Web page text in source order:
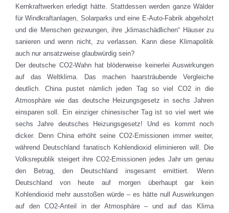
Kernkraftwerken erledigt hätte. Stattdessen werden ganze Wälder
für Windkraftanlagen, Solarparks und eine E-Auto-Fabrik abgeholzt
und die Menschen gezwungen, ihre „klimaschädlichen“ Häuser zu
sanieren und wenn nicht, zu verlassen. Kann diese Klimapolitik
auch nur ansatzweise glaubwürdig sein?
Der deutsche CO2-Wahn hat blöderweise keinerlei Auswirkungen
auf das Weltklima. Das machen haarsträubende Vergleiche
deutlich. China pustet nämlich jeden Tag so viel CO2 in die
Atmosphäre wie das deutsche Heizungsgesetz in sechs Jahren
einsparen soll. Ein einziger chinesischer Tag ist so viel wert wie
sechs Jahre deutsches Heizungsgesetz! Und es kommt noch
dicker. Denn China erhöht seine CO2-Emissionen immer weiter,
während Deutschland fanatisch Kohlendioxid eliminieren will. Die
Volksrepublik steigert ihre CO2-Emissionen jedes Jahr um genau
den Betrag, den Deutschland insgesamt emittiert. Wenn
Deutschland von heute auf morgen überhaupt gar kein
Kohlendioxid mehr ausstoßen würde – es hätte null Auswirkungen
auf den CO2-Anteil in der Atmosphäre – und auf das Klima